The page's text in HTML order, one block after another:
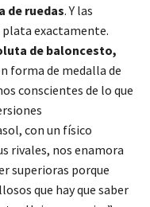
de ruedas. Y las
exactamente.
de baloncesto,
forma de medalla de
conscientes de lo que
con un físico
rivales, nos enamora
superioras porque
que hay que saber